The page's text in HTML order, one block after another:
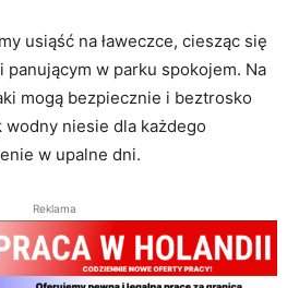
usiąść na ławeczce, ciesząc się
w parku spokojem. Na
mogą bezpiecznie i beztrosko
wodny niesie dla każdego
w upalne dni.
Reklama